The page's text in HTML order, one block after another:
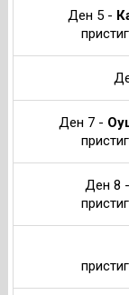
Ден 5 -
Ден 7 -
Ден 8 -